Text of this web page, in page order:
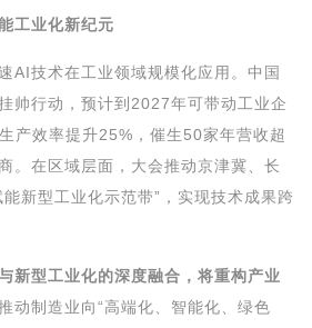
工业化新纪元
AI技术在工业领域规模化应用。中国
帅行动，预计到2027年可带动工业企
产效率提升25%，催生50家年营收超
。在区域层面，大会推动京津冀、长
新型工业化示范带”，实现技术成果跨
新型工业化的深度融合，将重构产业
动制造业向“高端化、智能化、绿色